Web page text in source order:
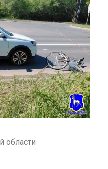
области